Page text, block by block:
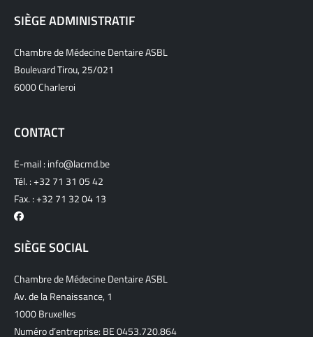
SIÈGE ADMINISTRATIF
Chambre de Médecine Dentaire ASBL
Boulevard Tirou, 25/021
6000 Charleroi
CONTACT
E-mail : info@lacmd.be
Tél. :+32 71 31 05 42
Fax. : +32 71 32 04 13
SIÈGE SOCIAL
Chambre de Médecine Dentaire ASBL
Av. de la Renaissance, 1
1000 Bruxelles
Numéro d’entreprise: BE 0453.720.864